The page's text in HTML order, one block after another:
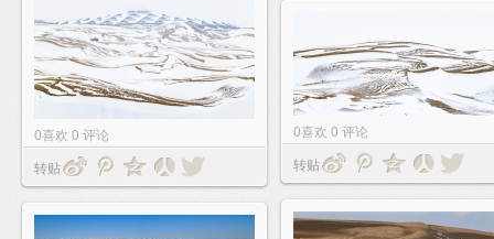
0喜欢 0 评论
转贴
0喜欢 0 评论
转贴